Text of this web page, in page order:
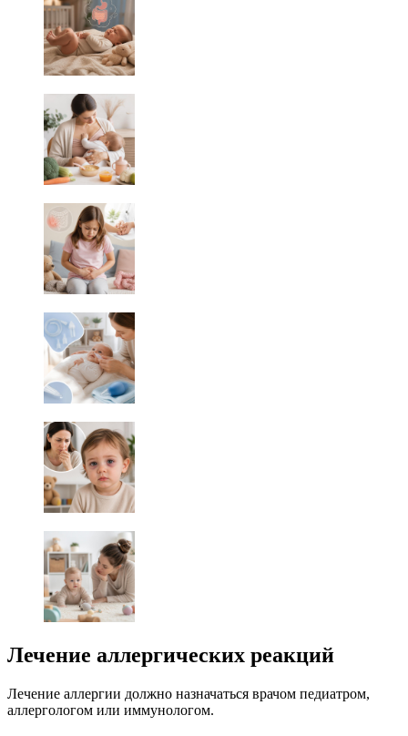
Лечение аллергических реакций
Лечение аллергии должно назначаться врачом педиатром,
аллергологом или иммунологом.